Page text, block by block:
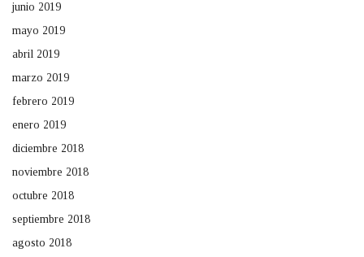
junio 2019
mayo 2019
abril 2019
marzo 2019
febrero 2019
enero 2019
diciembre 2018
noviembre 2018
octubre 2018
septiembre 2018
agosto 2018